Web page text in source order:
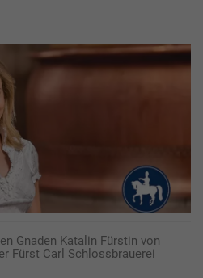
Gnaden Katalin Fürstin von
Fürst Carl Schlossbrauerei